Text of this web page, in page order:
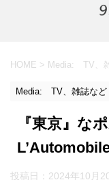
HOME > Media: TV、
Media: TV、雑誌など
『東京』な
投稿日：2024年10月